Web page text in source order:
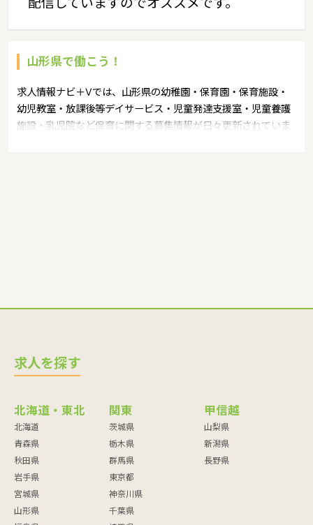
配信していますのでオススメです。
山形県で働こう！
求人情報ナビ＋Vでは、山形県の幼稚園・保育園・保育施設・
幼児教室・放課後等デイサービス・児童発達支援室・児童養護
施設・乳児院など保育に関する募集情報が日々更新されていま
求人を探す
北海道・東北
北海道
青森県
秋田県
岩手県
宮城県
山形県
関東
茨城県
栃木県
群馬県
東京都
神奈川県
千葉県
甲信越
山梨県
新潟県
長野県